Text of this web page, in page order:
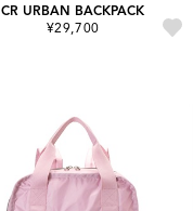
CR URBAN BACKPACK
¥29,700